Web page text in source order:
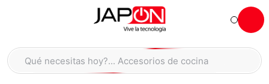
Hola... qué necesitas hoy?
Qué necesitas hoy?... Accesorios de cocina